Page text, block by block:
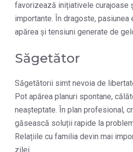
favorizează inițiativele curajoase
importante. În dragoste,
apărea și tensiuni generate de
Săgetător
Săgetătorii simt nevoia de
Pot apărea planuri spontane,
neașteptate. În plan profesional,
găsească soluții rapide la
Relațiile cu familia devin mai
zilei.